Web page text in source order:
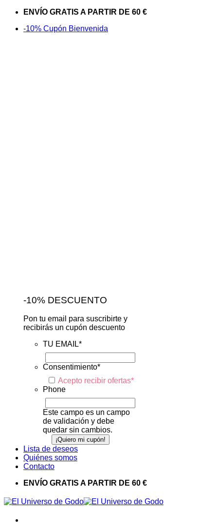
Saltar
contenido
ENVÍO GRATIS A PARTIR DE 60 €
-10% Cupón Bienvenida
-10% DESCUENTO
Pon tu email para suscribirte y
recibirás un cupón descuento
TU EMAIL*
Consentimiento*
Acepto recibir ofertas*
Phone
Este campo es un campo
de validación y debe
quedar sin cambios.
Lista de deseos
Quiénes somos
Contacto
ENVÍO GRATIS A PARTIR DE 60 €